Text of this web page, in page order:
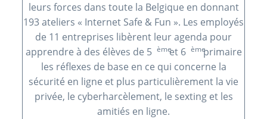
leurs forces dans toute la Belgique en donnant
193 ateliers « Internet Safe & Fun ». Les employés
de 11 entreprises libèrent leur agenda pour
apprendre à des élèves de 5 èmeet 6 èmeprimaire
les réflexes de base en ce qui concerne la
sécurité en ligne et plus particulièrement la vie
privée, le cyberharcèlement, le sexting et les
amitiés en ligne.